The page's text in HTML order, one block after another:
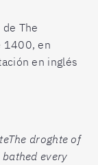
The
1400, en
en inglés
droghte of
every